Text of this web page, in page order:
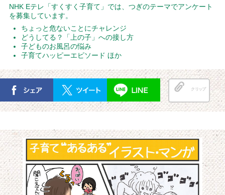
NHK Eテレ「すくすく子育て」では、つぎのテーマでアンケート
を募集しています。
ちょっと危ないことにチャレンジ
どうしてる？「上の子」への接し方
子どものお風呂の悩み
子育てハッピーエピソード ほか
クリップ